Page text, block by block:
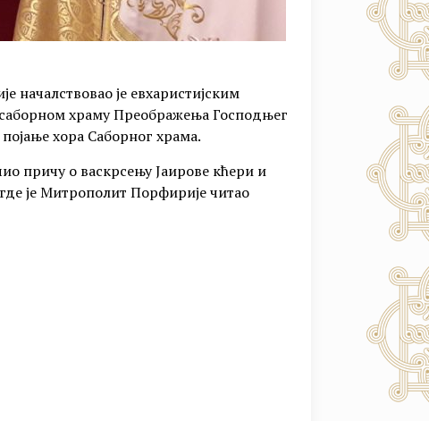
је евхаристијским
храму Преображења Господњег
хора Саборног храма.
причу о васкрсењу Јаирове кћери и
је Митрополит Порфирије читао